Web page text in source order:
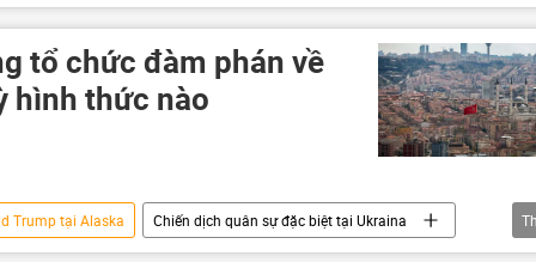
Chính trị Thế giới
Nga
Melania Trump
Alaska
Ukrainatổ chức đàm phán về
hình thức nào
Trump tại Alaska
Chiến dịch quân sự đặc biệt tại Ukraina
Thổ Nhĩ Kỳ đàm phán Hoa Kỳ